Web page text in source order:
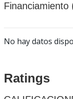
Financiamiento
No hay datos
Ratings